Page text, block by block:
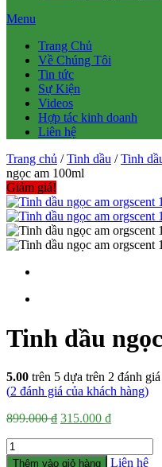
Menu
Trang Chủ
Về Chúng Tôi
Tin tức
Sự Kiện
Videos
Hợp tác kinh doanh
Liên hệ
Trang chủ /Tinh dầu /Tinh
ngọc am 100ml
Giảm giá!
Tinh dầu
5.00 trên 5 dựa trên 2 đánh giá
(2 đánh giá của khách hàng)
899.000₫ Giá
899.000 ₫.
315.000 ₫Giá
là:
Số
lượng
Thêm vào giỏ hàng Liên hệ